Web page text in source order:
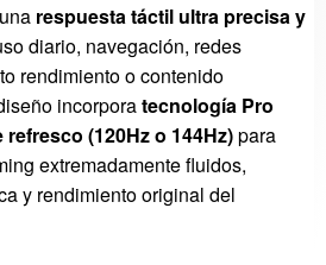
respuesta táctil ultra precisa y
diario, navegación, redes
rendimiento o contenido
incorporatecnología Pro
(120Hz o 144Hz)para
extremadamente fluidos,
y rendimiento original del